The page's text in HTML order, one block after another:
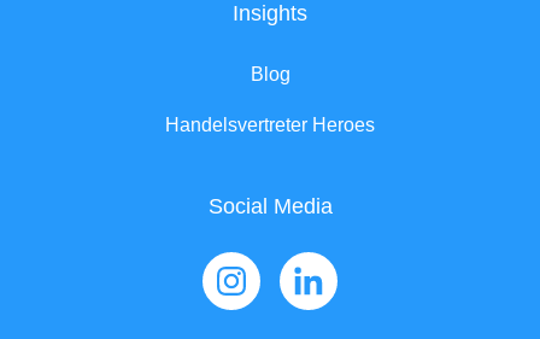
Insights
Blog
Handelsvertreter Heroes
Social Media